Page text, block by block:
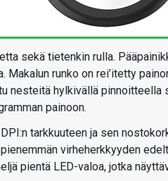
sekä tietenkin rulla.
Makalun runko on rei’itetty
nesteitä hylkivällä pinnoitteella
painoon.
tarkkuuteen ja sen
virheherkkyyden
pientä LED-valoa, jotka